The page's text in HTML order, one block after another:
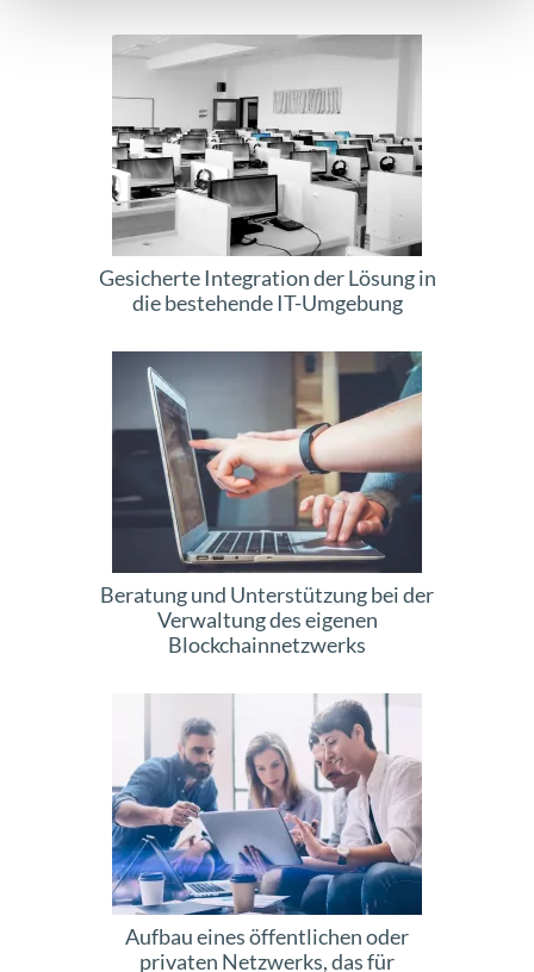
Gesicherte Integration der Lösung in
die bestehende IT-Umgebung
Beratung und Unterstützung bei der
Verwaltung des eigenen
Blockchainnetzwerks
Aufbau eines öffentlichen oder
privaten Netzwerks, das für